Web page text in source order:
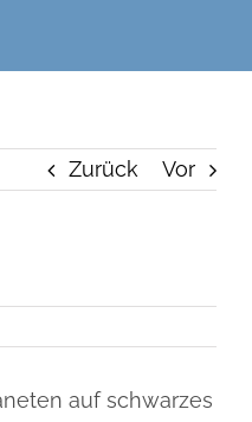
Zurück Vor
auf schwarzes